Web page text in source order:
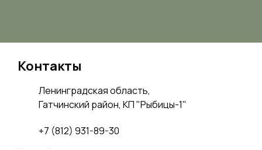
Контакты
Ленинградская область,
Гатчинский район, КП "Рыбицы-1"
+7 (812) 931-89-30